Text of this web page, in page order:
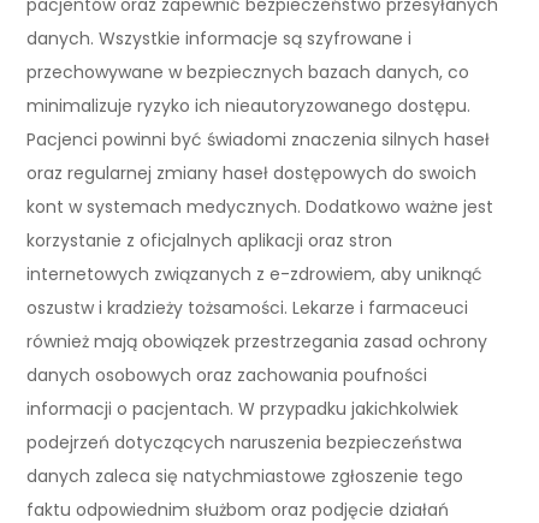
danych. Wszystkie informacje są szyfrowane i
przechowywane w bezpiecznych bazach danych, co
minimalizuje ryzyko ich nieautoryzowanego dostępu.
Pacjenci powinni być świadomi znaczenia silnych haseł
oraz regularnej zmiany haseł dostępowych do swoich
kont w systemach medycznych. Dodatkowo ważne jest
korzystanie z oficjalnych aplikacji oraz stron
internetowych związanych z e-zdrowiem, aby uniknąć
oszustw i kradzieży tożsamości. Lekarze i farmaceuci
również mają obowiązek przestrzegania zasad ochrony
danych osobowych oraz zachowania poufności
informacji o pacjentach. W przypadku jakichkolwiek
podejrzeń dotyczących naruszenia bezpieczeństwa
danych zaleca się natychmiastowe zgłoszenie tego
faktu odpowiednim służbom oraz podjęcie działań